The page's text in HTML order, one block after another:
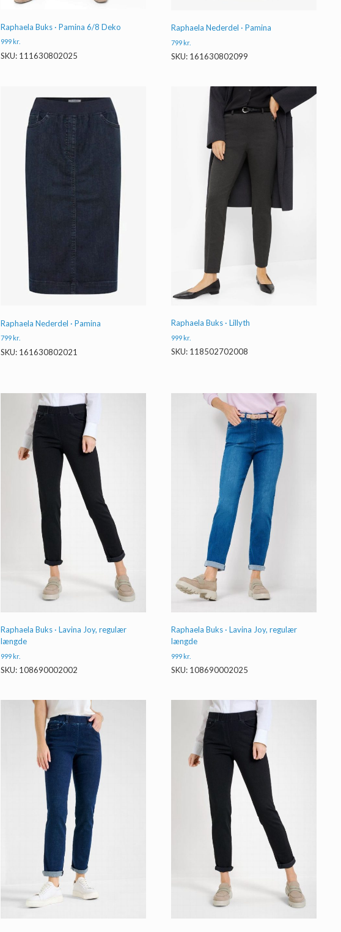
Raphaela Buks · Pamina 6/8 Deko
999 kr.
SKU: 111630802025
Raphaela Nederdel · Pamina
799kr.
SKU: 161630802099
Raphaela Nederdel · Pamina
799 kr.
SKU: 161630802021
Raphaela Buks · Lillyth
999kr.
SKU: 118502702008
Raphaela Buks · Lavina Joy, regulær
længde
999kr.
SKU: 108690002002
Raphaela Buks · Lavina Joy, regulær
længde
999kr.
SKU: 108690002025